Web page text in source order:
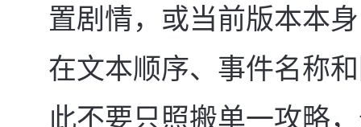
置剧情，或当前版本本
在文本顺序、事件名称
此不要只照搬单一攻略